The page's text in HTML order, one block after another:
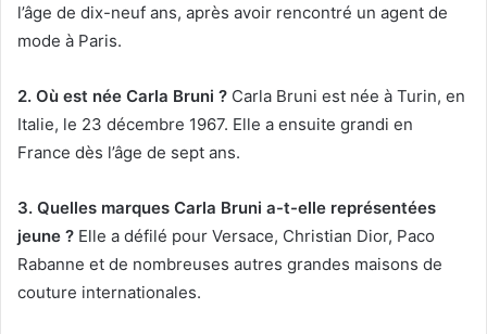
l’âge de dix-neuf ans, après avoir rencontré un agent de
mode à Paris.
2. Où est née Carla Bruni ? Carla Bruni est née à Turin, en
Italie, le 23 décembre 1967. Elle a ensuite grandi en
France dès l’âge de sept ans.
3. Quelles marques Carla Bruni a-t-elle représentées
jeune ? Elle a défilé pour Versace, Christian Dior, Paco
Rabanne et de nombreuses autres grandes maisons de
couture internationales.